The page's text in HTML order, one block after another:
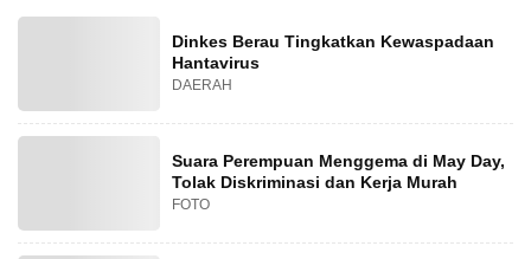
Dinkes Berau Tingkatkan Kewaspadaan
Hantavirus
DAERAH
Suara Perempuan Menggema di May Day,
Tolak Diskriminasi dan Kerja Murah
FOTO